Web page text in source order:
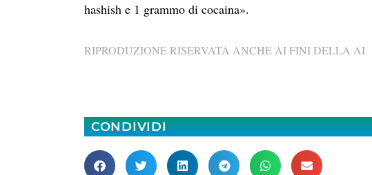
hashish e 1 grammo di cocaina».
RIPRODUZIONE RISERVATA ANCHE AI FINI DELLA AI
CONDIVIDI